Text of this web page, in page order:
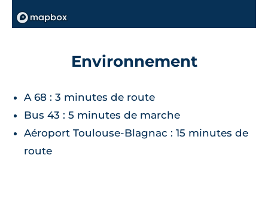
Environnement
A 68 : 3 minutes de route
Bus 43 : 5 minutes de marche
Aéroport Toulouse-Blagnac : 15 minutes de
route